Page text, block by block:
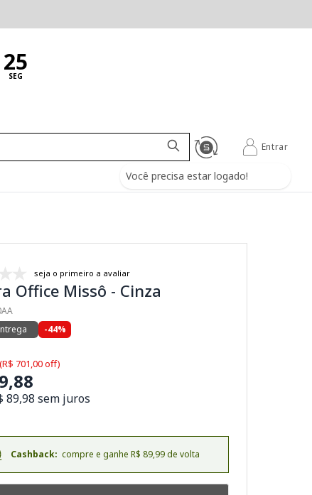
SEG
Você precisa estar logado!
Entrar
seja o primeiro a avaliar
Office Missô - Cinza
-44%
(R$ 701,00 off)
89,98 sem juros
Cashback: compre e ganhe R$ 89,99 de volta